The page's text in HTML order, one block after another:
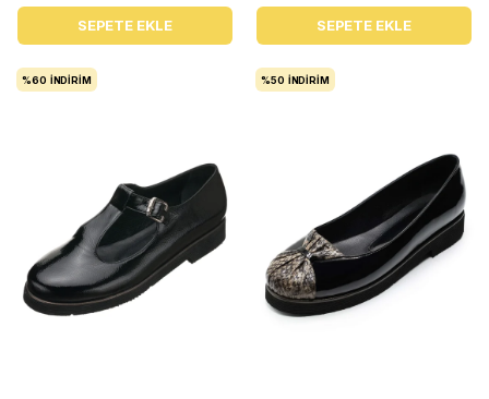
SEPETE EKLE SEPETE EKLE
%60 İNDIRIM %50 İNDIRIM